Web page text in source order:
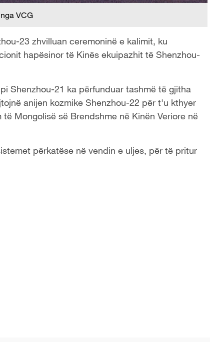
VCG
23 zhvilluan ceremoninë e kalimit, ku
hapësinor të Kinës ekuipazhit të Shenzhou-
Shenzhou-21 ka përfunduar tashmë të gjitha
anijen kozmike Shenzhou-22 për t'u kthyer
Mongolisë së Brendshme në Kinën Veriore në
përkatëse në vendin e uljes, për të pritur